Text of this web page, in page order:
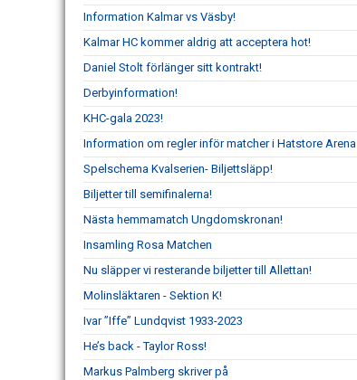
Information Kalmar vs Väsby!
Kalmar HC kommer aldrig att acceptera hot!
Daniel Stolt förlänger sitt kontrakt!
Derbyinformation!
KHC-gala 2023!
Information om regler inför matcher i Hatstore Arena
Spelschema Kvalserien- Biljettsläpp!
Biljetter till semifinalerna!
Nästa hemmamatch Ungdomskronan!
Insamling Rosa Matchen
Nu släpper vi resterande biljetter till Allettan!
Molinsläktaren - Sektion K!
Ivar ”Iffe” Lundqvist 1933-2023
He’s back - Taylor Ross!
Markus Palmberg skriver på